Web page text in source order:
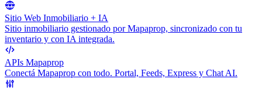
Sitio Web Inmobiliario + IA
Sitio inmobiliario gestionado por Mapaprop, sincronizado con tu
inventario y con IA integrada.
APIs Mapaprop
Conectá Mapaprop con todo. Portal, Feeds, Express y Chat AI.